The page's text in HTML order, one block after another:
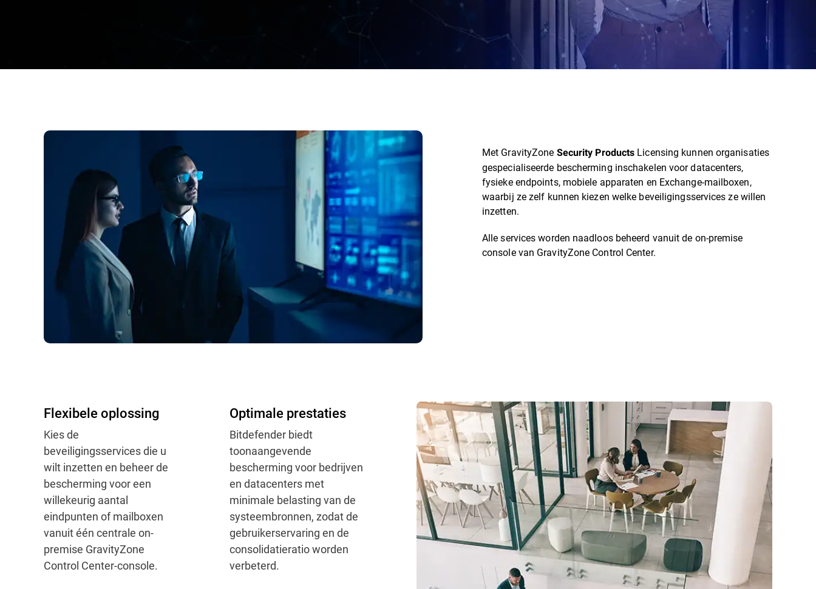
Met GravityZone Security Products Licensing kunnen organisaties
gespecialiseerde bescherming inschakelen voor datacenters,
fysieke endpoints, mobiele apparaten en Exchange-mailboxen,
waarbij ze zelf kunnen kiezen welke beveiligingsservices ze willen
inzetten.
Alle services worden naadloos beheerd vanuit de on-premise
console van GravityZone Control Center.
Flexibele oplossing
Kies de
beveiligingsservices die u
wilt inzetten en beheer de
bescherming voor een
willekeurig aantal
eindpunten of mailboxen
vanuit één centrale on-
premise GravityZone
Control Center-console.
Optimale prestaties
Bitdefender biedt
toonaangevende
bescherming voor bedrijven
en datacenters met
minimale belasting van de
systeembronnen, zodat de
gebruikerservaring en de
consolidatieratio worden
verbeterd.